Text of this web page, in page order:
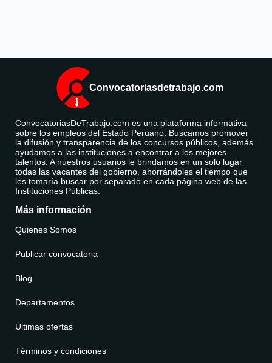
Convocatoriasdetrabajo.com
ConvocatoriasDeTrabajo.com es una plataforma informativa
sobre los empleos del Estado Peruano. Buscamos promover
la difusión y transparencia de los concursos públicos, además
ayudamos a las instituciones a encontrar a los mejores
talentos. A nuestros usuarios le brindamos en un solo lugar
todas las vacantes del gobierno, ahorrándoles el tiempo que
les tomaría buscar por separado en cada página web de las
Instituciones Públicas.
Más información
Quienes Somos
Publicar convocatoria
Blog
Departamentos
Últimas ofertas
Términos y condiciones